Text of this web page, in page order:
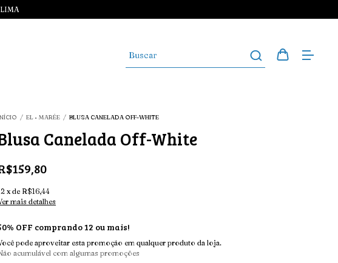
/ EL • MARÉE / BLUSA CANELADA OFF-WHITE
Canelada Off-White
xde R$16,44
mais detalhes
OFF comprando 12 ou mais!
pode aproveitar esta promoção em qualquer produto da loja.
acumulável com algumas promoções